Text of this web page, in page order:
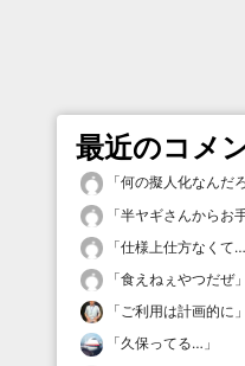
最近のコメ
「何の擬人化なんだ
「半ヤギさんからお
「仕様上仕方なくて…
「食えねぇやつだぜ」
「ご利用は計画的に 」
「久保ってる… 」